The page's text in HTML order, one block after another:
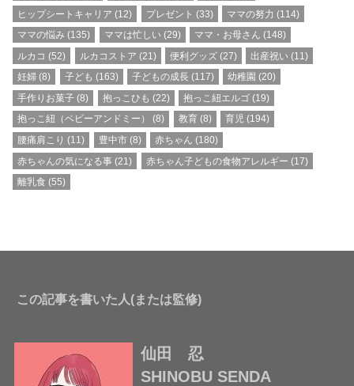
ヒップシートキャリア (12) プレゼント (33) ママの努力 (114)
ママの悩み (135) ママは忙しい(29) ママ・お母さん (148)
ルカコ (52) ルカコストア (21) 便利グッズ(27) 出産祝い (11)
妊婦 (8) 子ども (163) 子どもの成長(117) 幼稚園 (20)
手作りお菓子 (8) 抱っこひも (22) 抱っこ紐エルゴ(19)
抱っこ紐（ベビーアンドミー）
(8) 教育(8) 育児 (194)
腰痛肩こり (11) 豊中市(8) 赤ちゃん (180)
赤ちゃんの気になる事 (21) 赤ちゃん子どもの食物アレルギー (17)
離乳食 (55)
この記事を書いた人(または監修)
仙田 忍
SHINOBU SENDA